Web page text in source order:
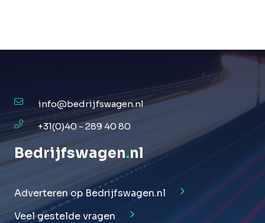
info@bedrijfswagen.nl
+31(0)40 - 289 40 80
Bedrijfswagen.nl
Adverteren op Bedrijfswagen.nl
Veel gestelde vragen